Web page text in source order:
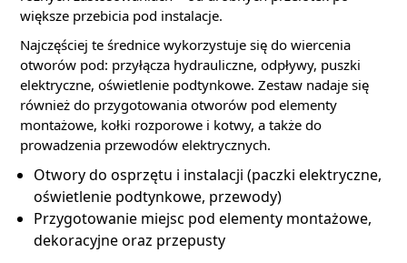
większe przebicia pod instalacje.
Najczęściej te średnice wykorzystuje się do wiercenia
otworów pod: przyłącza hydrauliczne, odpływy, puszki
elektryczne, oświetlenie podtynkowe. Zestaw nadaje się
również do przygotowania otworów pod elementy
montażowe, kołki rozporowe i kotwy, a także do
prowadzenia przewodów elektrycznych.
Otwory do osprzętu i instalacji (paczki elektryczne,
oświetlenie podtynkowe, przewody)
Przygotowanie miejsc pod elementy montażowe,
dekoracyjne oraz przepusty